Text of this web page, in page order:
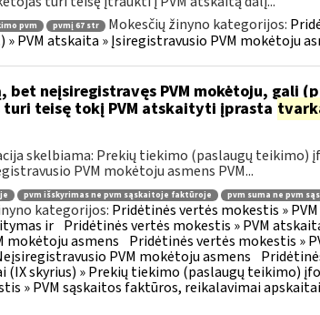
pvm pvmį 67 str Mokesčių žinyno kategorijos:
PVM atskaita » Įsiregistravusio PVM mokėtoju
bet neįsiregistravęs PVM mokėtoju, gali
turi teisę tokį PVM atskaityti įprasta
skelbiama: Prekių tiekimo (paslaugų teikimo)
PVM mokėtoju asmens PVM...
pvm išskyrimas ne pvm sąskaitoje faktūroje
pvm suma ne pvm
kategorijos: Pridėtinės vertės mokestis »
ir Pridėtinės vertės mokestis » PVM
mokėtoju asmens Pridėtinės vertės mokestis »
PVM mokėtoju asmens
skyrius) » Prekių tiekimo (paslaugų teikimo)
» PVM sąskaitos faktūros, reikalavimai apskaitai